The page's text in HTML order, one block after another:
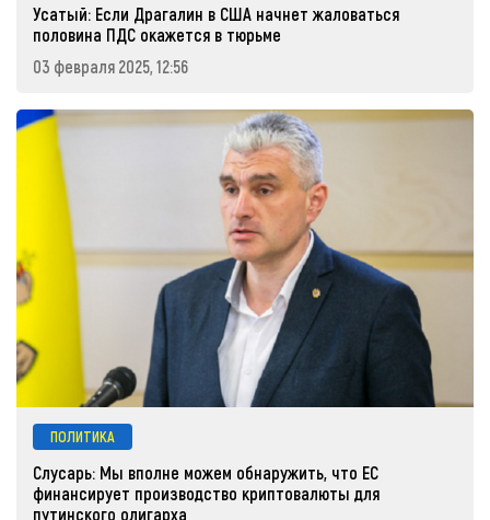
Усатый: Если Драгалин в США начнет жаловаться
половина ПДС окажется в тюрьме
03 февраля 2025, 12:56
ПОЛИТИКА
Слусарь: Мы вполне можем обнаружить, что ЕС
финансирует производство криптовалюты для
путинского олигарха